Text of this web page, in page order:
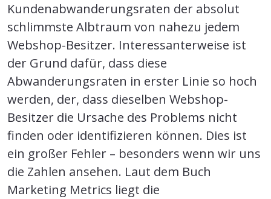
Kundenabwanderungsraten der absolut
schlimmste Albtraum von nahezu jedem
Webshop-Besitzer. Interessanterweise ist
der Grund dafür, dass diese
Abwanderungsraten in erster Linie so hoch
werden, der, dass dieselben Webshop-
Besitzer die Ursache des Problems nicht
finden oder identifizieren können. Dies ist
ein großer Fehler – besonders wenn wir uns
die Zahlen ansehen. Laut dem Buch
Marketing Metrics liegt die